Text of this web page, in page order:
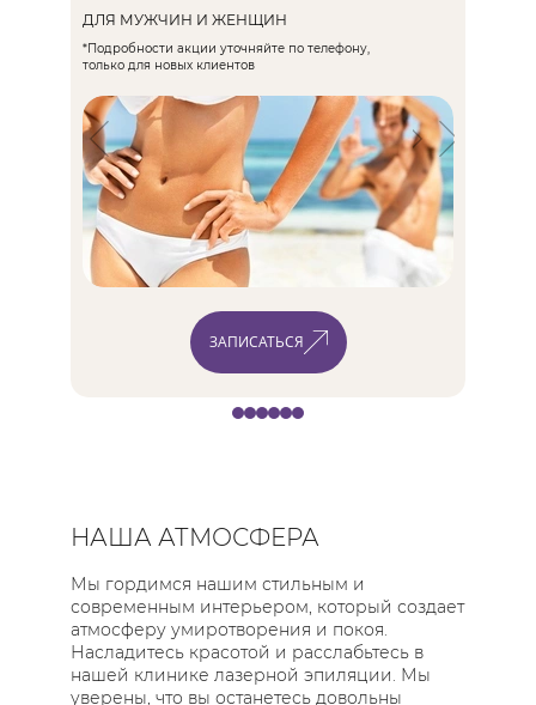
ДЛЯ МУЖЧИН И ЖЕНЩИН
*Подробности акции уточняйте по телефону,
только для новых клиентов
ЗАПИСАТЬСЯ
НАША АТМОСФЕРА
Мы гордимся нашим стильным и
современным интерьером, который создает
атмосферу умиротворения и покоя.
Насладитесь красотой и расслабьтесь в
нашей клинике лазерной эпиляции. Мы
уверены, что вы останетесь довольны